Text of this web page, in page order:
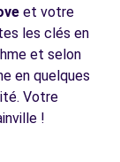
et votre
les clés en
et selon
en quelques
Votre
!